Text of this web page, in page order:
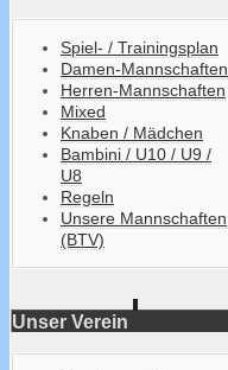
Spiel- / Trainingsplan
Damen-Mannschaften
Herren-Mannschaften
Mixed
Knaben / Mädchen
Bambini / U10 / U9 /
U8
Regeln
Unsere Mannschaften
(BTV)
Unser Verein